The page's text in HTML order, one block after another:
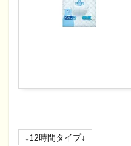
↓12時間タイプ↓